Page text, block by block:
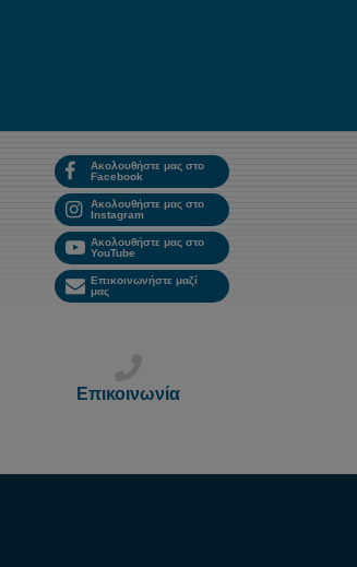
Ακολουθήστε μας στο
Facebook
Ακολουθήστε μας στο
Instagram
Ακολουθήστε μας στο
YouTube
Επικοινωνήστε μαζί
μας
Επικοινωνία